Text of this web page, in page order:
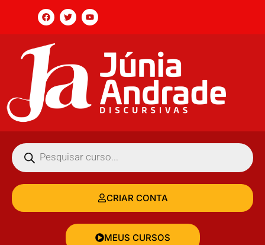
CRIAR CONTA
MEUS CURSOS